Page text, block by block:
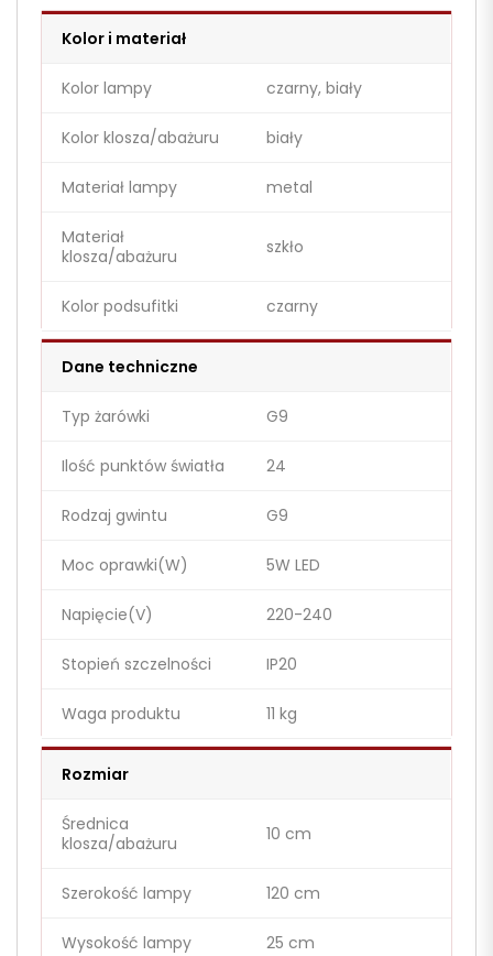
Kolor i materiał
Kolor lampy czarny, biały
Kolor klosza/abażuru biały
Materiał lampy metal
Materiał
klosza/abażuru
szkło
Kolor podsufitki czarny
Dane techniczne
Typ żarówki G9
Ilość punktów światła 24
Rodzaj gwintu G9
Moc oprawki(W) 5W LED
Napięcie(V) 220-240
Stopień szczelności IP20
Waga produktu 11 kg
Rozmiar
Średnica
klosza/abażuru
10 cm
Szerokość lampy 120 cm
Wysokość lampy 25 cm